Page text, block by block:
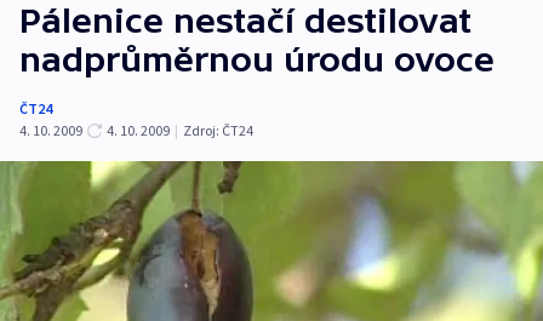
Pálenice nestačí destilovat
nadprůměrnou úrodu ovoce
ČT24
4. 10. 2009
4. 10. 2009 | Zdroj: ČT24